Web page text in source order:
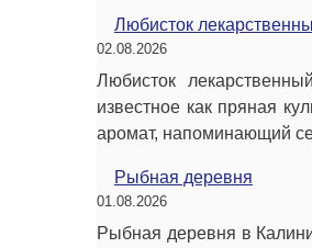
Любисток
02.08.2026
Любисток
известное как пряная
аромат, напоминающий
Рыбная деревня
01.08.2026
Рыбная деревня в